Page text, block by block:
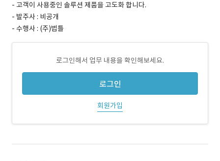
- 고객이 사용중인 솔루션 제품을 고도화 합니다.
- 발주사 : 비공개
- 수행사 : (주)법틀
로그인해서 업무 내용을 확인해보세요.
로그인
회원가입